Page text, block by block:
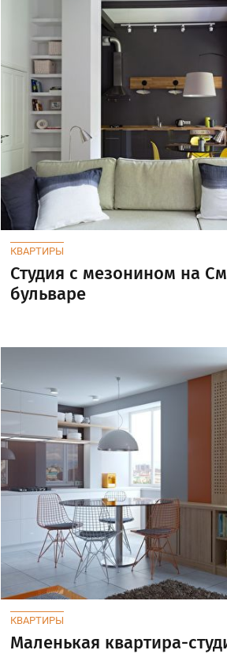
КВАРТИРЫ
Студия с мезонином на
бульваре
КВАРТИРЫ
Маленькая квартира-